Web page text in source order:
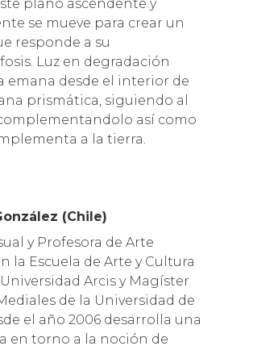
plano ascendente y
se mueve para crear un
responde a su
Luz en degradación
emana desde el interior de
prismática, siguiendo al
así como
a la tierra.
(Chile)
y Profesora de Arte
la Escuela de Arte y Cultura
Arcis y Magíster
de la Universidad de
el año 2006 desarrolla una
en torno a la noción de